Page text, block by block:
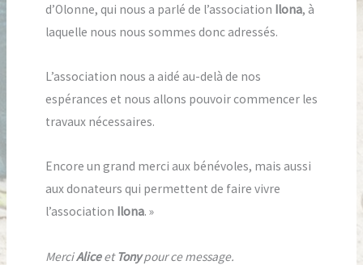
d’Olonne, qui nous a parlé de l’association Ilona, à
laquelle nous nous sommes donc adressés.
L’association nous a aidé au-delà de nos
espérances et nous allons pouvoir commencer les
travaux nécessaires.
Encore un grand merci aux bénévoles, mais aussi
aux donateurs qui permettent de faire vivre
l’association Ilona. »
MerciAliceetTonypour ce message.